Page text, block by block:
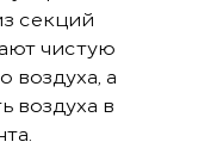
секций
чистую
воздуха, а
воздуха в